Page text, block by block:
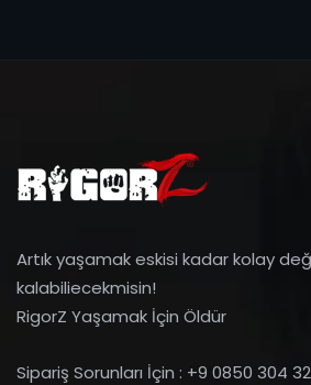
Artık yaşamak eskisi kadar kolay
kalabiliecekmisin!
RigorZ Yaşamak İçin Öldür
Sipariş Sorunları İçin : +9 0850 304